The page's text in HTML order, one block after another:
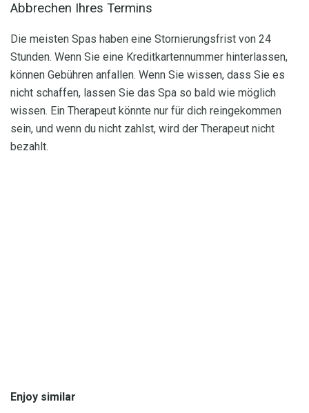
Abbrechen Ihres Termins
Die meisten Spas haben eine Stornierungsfrist von 24
Stunden. Wenn Sie eine Kreditkartennummer hinterlassen,
können Gebühren anfallen. Wenn Sie wissen, dass Sie es
nicht schaffen, lassen Sie das Spa so bald wie möglich
wissen. Ein Therapeut könnte nur für dich reingekommen
sein, und wenn du nicht zahlst, wird der Therapeut nicht
bezahlt.
Enjoy similar